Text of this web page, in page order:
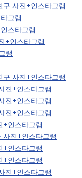
구 사진+인스타그램
그램
스타그램
+인스타그램
램
구 사진+인스타그램
진+인스타그램
진+인스타그램
진+인스타그램
+인스타그램
사진+인스타그램
+인스타그램
+인스타그램
진+인스타그램